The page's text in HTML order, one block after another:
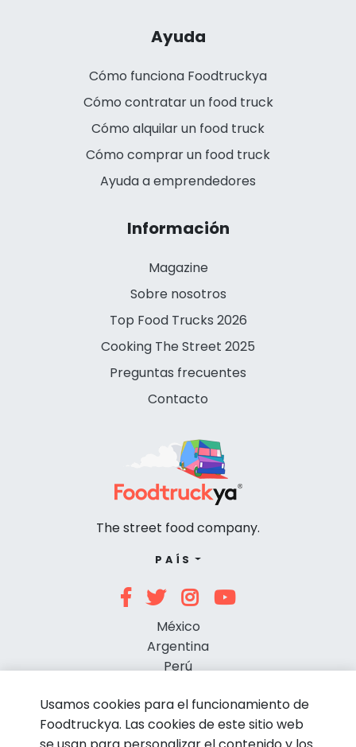
Ayuda
Cómo funciona Foodtruckya
Cómo contratar un food truck
Cómo alquilar un food truck
Cómo comprar un food truck
Ayuda a emprendedores
Información
Magazine
Sobre nosotros
Top Food Trucks 2026
Cooking The Street 2025
Preguntas frecuentes
Contacto
The street food company.
PAÍS
México
Argentina
Perú
Usamos cookies para el funcionamiento de
Foodtruckya. Las cookies de este sitio web